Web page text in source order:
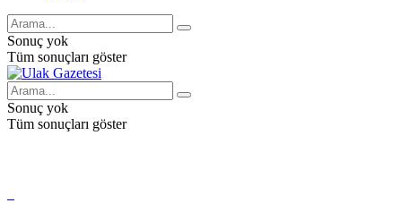
Sonuç yok
Tüm sonuçları göster
Sonuç yok
Tüm sonuçları göster